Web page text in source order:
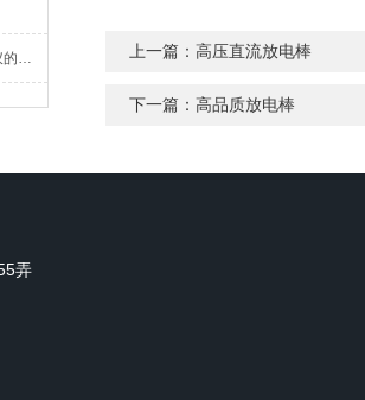
不可忽视的那些关于500KV核相仪的小事件 上一篇： 高压直流放电棒
下一篇： 高品质放电棒
弄